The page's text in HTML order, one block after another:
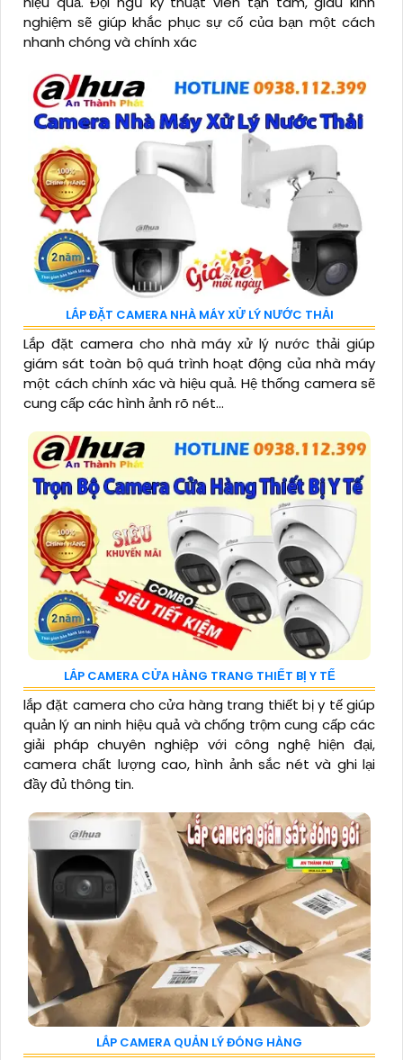
nghiệm sẽ giúp khắc phục sự cố của bạn một cách
nhanh chóng và chính xác
LẮP ĐẶT CAMERA NHÀ MÁY XỬ LÝ NƯỚC THẢI
Lắp đặt camera cho nhà máy xử lý nước thải giúp
giám sát toàn bộ quá trình hoạt động của nhà máy
một cách chính xác và hiệu quả. Hệ thống camera sẽ
cung cấp các hình ảnh rõ nét...
LẮP CAMERA CỬA HÀNG TRANG THIẾT BỊ Y TẾ
lắp đặt camera cho cửa hàng trang thiết bị y tế giúp
quản lý an ninh hiệu quả và chống trộm cung cấp các
giải pháp chuyên nghiệp với công nghệ hiện đại,
camera chất lượng cao, hình ảnh sắc nét và ghi lại
đầy đủ thông tin.
LẮP CAMERA QUẢN LÝ ĐÓNG HÀNG